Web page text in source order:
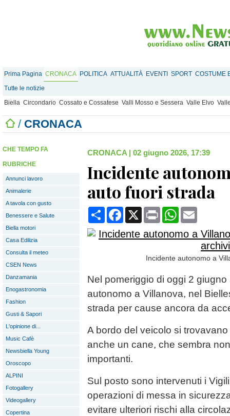
Prima Pagina CRONACA POLITICA ATTUALITÀ EVENTI SPORT COSTUME
Tutte le notizie
Biella Circondario Cossato e Cossatese Valli Mosso e Sessera Valle Elvo
/ CRONACA
CHE TEMPO FA
RUBRICHE
Annunci lavoro
Animalerie
A tavola con gusto
Benessere e Salute
Biella motori
Casa Edilizia
Consulta il meteo
CSEN News
Danzamania
Enogastronomia
Fashion
Gusti & Sapori
L'opinione di...
Music Cafè
Newsbiella Young
Oroscopo
ALPINI
Fotogallery
Videogallery
Copertina
CRONACA | 02 giugno 2026, 17:39
Incidente
auto fuori strada
CondividiFacebook
X Print WhatsApp
Incidente autonomo a
Nel pomeriggio di oggi 2
autonomo a Villanova, nel
strada per cause ancora da
A bordo del veicolo si
anche un cane, che sembra
importanti.
Sul posto sono intervenuti i
operazioni di messa in
evitare ulteriori rischi alla